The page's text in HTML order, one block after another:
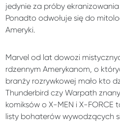
jedynie za próby
Ponadto odwołuje się do
Ameryki.
Marvel od lat dowozi
rdzennym Amerykanom, o
branży rozrywkowej mało kto
Thunderbird czy Warpath
komiksów o X-MEN i X-FORCE
listy bohaterów wywodzących